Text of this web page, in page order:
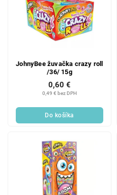
JohnyBee žuvačka crazy roll
/36/ 15g
0,49 € bez DPH
0,60 €
Do košíka